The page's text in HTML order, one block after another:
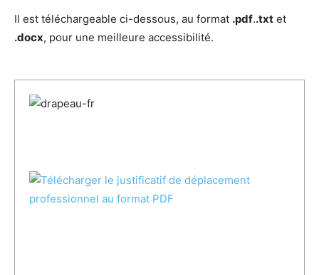
Il est téléchargeable ci-dessous, au format .pdf..txt et
.docx, pour une meilleure accessibilité.